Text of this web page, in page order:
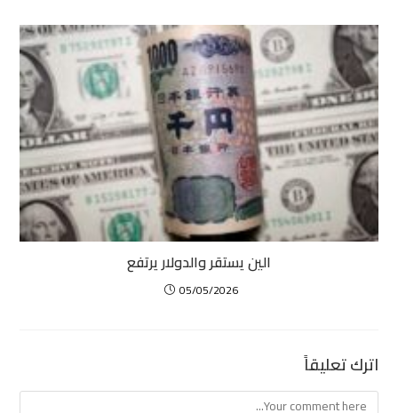
الين يستقر والدولار يرتفع
05/05/2026
اترك تعليقاً